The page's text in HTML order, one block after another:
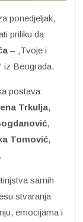
ponedjeljak,
priliku da
– „Tvoje i
iz Beograda.
postava:
Trkulja,
,
Tomović,
.
samih
stvaranja
emocijama i